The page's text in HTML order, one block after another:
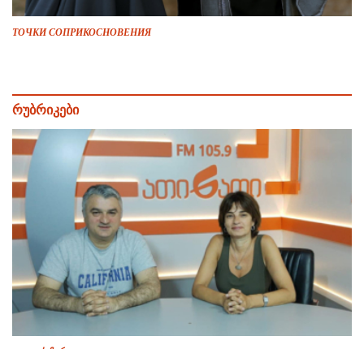
ТОЧКИ СОПРИКОСНОВЕНИЯ
რუბრიკები